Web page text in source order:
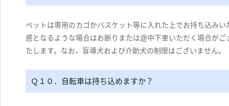
ペットは専用のカゴかバスケット等に入れた上でお持ち込み
惑となるような場合はお断りまたは途中下車いただく場合が
たします。なお、盲導犬および介助犬の制限はございません。
Ｑ１０．自転車は持ち込めますか？